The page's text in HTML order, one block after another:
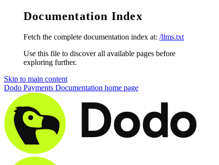
Documentation Index
Fetch the complete documentation index at: /llms.txt
Use this file to discover all available pages before
exploring further.
Skip to main content
Dodo Payments Documentation home page